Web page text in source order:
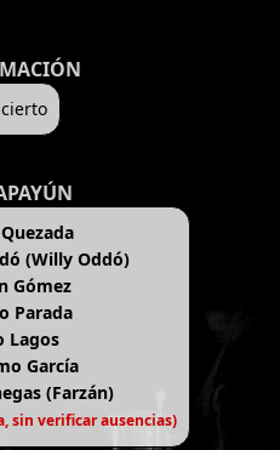
(Willy Oddó)
Gómez
Parada
Lagos
García
(Farzán)
sin verificar ausencias)